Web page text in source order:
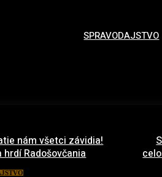
SPRAVODAJSTVO
nám všetci závidia!
hrdí Radošovčania